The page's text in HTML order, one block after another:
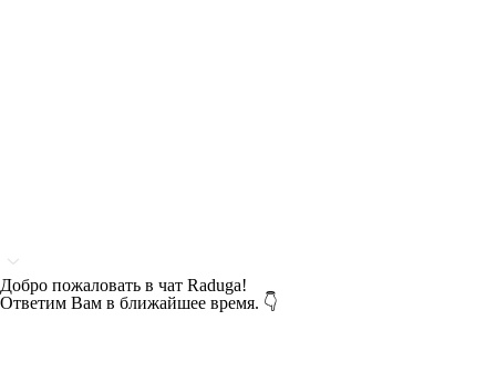
Добро пожаловать в чат Raduga!
Ответим Вам в ближайшее время. 👇